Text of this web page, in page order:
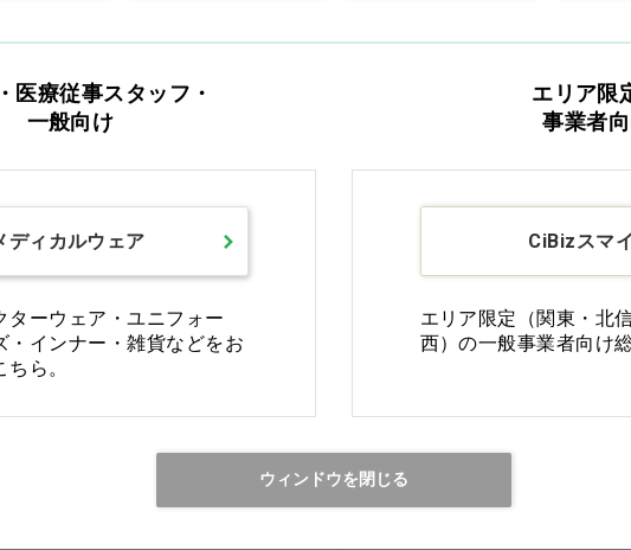
バリエーションを見る 買い物カゴ
プロ
クレンジング 業務用…
バリエーションを見る
iP ソーム 業務用…他
バリエーションを見る
医療従事スタッフ・
一般向け
ディカルウェア
ターウェア・ユニフォー
・インナー・雑貨などをお
ら。
エリア限
事業者
CiBizスマ
エリア限定（関東・北
西）の一般事業者向け
ウィンドウを閉じる